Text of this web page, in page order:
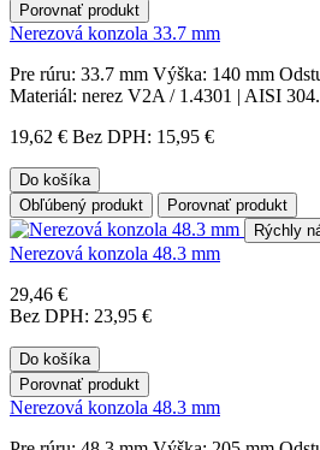
Porovnať produkt
Nerezová konzola 33.7 mm
Pre rúru: 33.7 mm Výška: 140 mm
Materiál: nerez V2A / 1.4301 | AISI
19,62 € Bez DPH: 15,95 €
Do košíka
Obľúbený produkt
Porovnať produkt
Rýchly
Nerezová konzola 48.3 mm
29,46 €
Bez DPH: 23,95 €
Do košíka
Porovnať produkt
Nerezová konzola 48.3 mm